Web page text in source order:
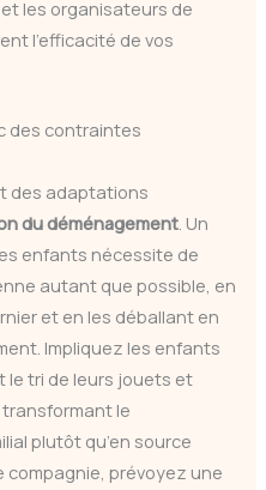
les organisateurs de
l’efficacité de vos
des contraintes
des adaptations
du déménagement. Un
enfants nécessite de
autant que possible, en
et en les déballant en
Impliquez les enfants
le tri de leurs jouets et
le
plutôt qu’en source
compagnie, prévoyez une